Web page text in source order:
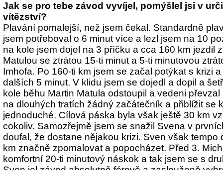
Jak se pro tebe závod vyvíjel, pomýšlel jsi v
vítězství?
Plavání pomalejší, než jsem čekal. Standardně
jsem potřeboval o 6 minut více a lezl jsem na 10
na kole jsem dojel na 3 příčku a cca 160 km jezdil
Matulou se ztrátou 15-ti minut a 5-ti minutovou
Imhofa. Po 160-ti km jsem se začal potýkat s krizi
dalších 5 minut. V klidu jsem se dojedl a dopil a
kole běhu Martin Matula odstoupil a vedeni
na dlouhých tratích žádný začátečník a přiblížit se
jednoduché. Cílová páska byla však ještě 30 km
cokoliv. Samozřejmě jsem se snažil Svena v
doufal, že dostane nějakou krizi. Sven však tempo
km značně zpomalovat a popocházet. Před 3.
komfortní 20-ti minutový náskok a tak jsem se s